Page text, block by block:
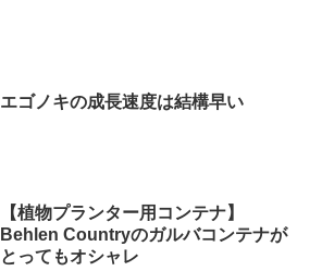
エゴノキの成長速度は結構早い
【植物プランター用コンテナ】
Behlen Countryのガルバコンテナが
とってもオシャレ